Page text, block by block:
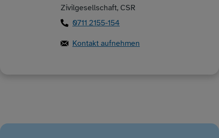
Zivilgesellschaft, CSR
0711 2155-154
Kontakt aufnehmen